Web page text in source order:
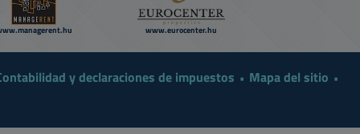
www.eurocenter.hu
y declaraciones de impuestos Mapa del sitio